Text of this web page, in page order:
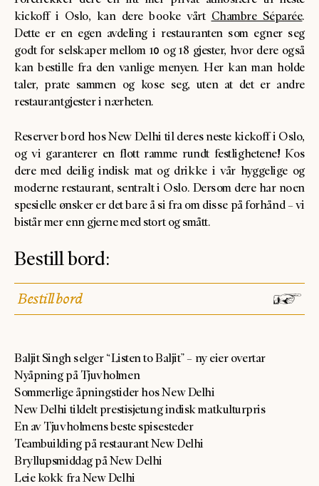
Baljit Singh selger “Listen to Baljit” – ny eier overtar
Nyåpning på Tjuvholmen
Sommerlige åpningstider hos New Delhi
New Delhi tildelt prestisjetung indisk matkulturpris
En av Tjuvholmens beste spisesteder
Teambuilding på restaurant New Delhi
Bryllupsmiddag på New Delhi
Leie kokk fra New Delhi
kickoff i Oslo, kan dere booke vårt Chambre Séparée.
Dette er en egen avdeling i restauranten som egner seg
godt for selskaper mellom 10 og 18 gjester, hvor dere også
kan bestille fra den vanlige menyen. Her kan man holde
taler, prate sammen og kose seg, uten at det er andre
restaurantgjester i nærheten.
Reserver bord hos New Delhi til deres neste kickoff i Oslo,
og vi garanterer en flott ramme rundt festlighetene! Kos
dere med deilig indisk mat og drikke i vår hyggelige og
moderne restaurant, sentralt i Oslo. Dersom dere har noen
spesielle ønsker er det bare å si fra om disse på forhånd – vi
bistår mer enn gjerne med stort og smått.
Bestill bord:
Bestill bord